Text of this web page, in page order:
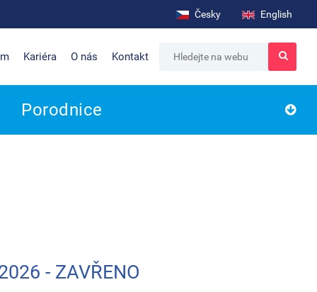
Česky English
Kariéra O nás Kontakt
Porodnice
- ZAVŘENO